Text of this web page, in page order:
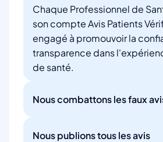
Chaque Professionnel de
son compte Avis Patients
engagé à promouvoir la
transparence dans
de santé.
Nous combattons les faux
Nous publions tous les avis